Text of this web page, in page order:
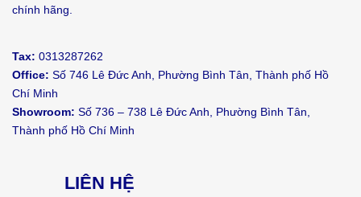
chính hãng.
Tax: 0313287262
Office: Số 746 Lê Đức Anh, Phường Bình Tân, Thành phố Hồ
Chí Minh
Showroom: Số 736 – 738 Lê Đức Anh, Phường Bình Tân,
Thành phố Hồ Chí Minh
LIÊN HỆ